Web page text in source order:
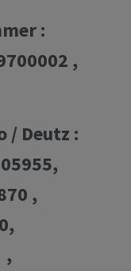
:
,
/ Deutz :
,
,